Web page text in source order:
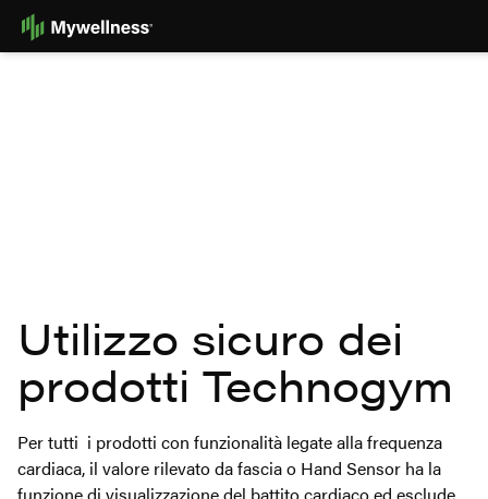
Skip
Utilizzo sicuro dei
prodotti Technogym
Per tutti i prodotti con funzionalità legate alla frequenza
cardiaca, il valore rilevato da fascia o Hand Sensor ha la